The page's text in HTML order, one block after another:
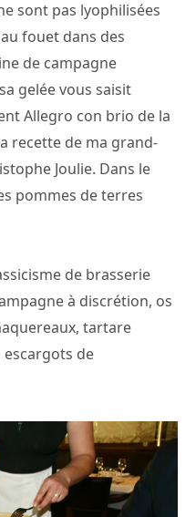
sont pas lyophilisées
fouet dans des
de campagne
gelée vous saisit
Allegro con brio de la
recette de ma grand-
Joulie. Dans le
pommes de terres
de brasserie
à discrétion, os
tartare
escargots de